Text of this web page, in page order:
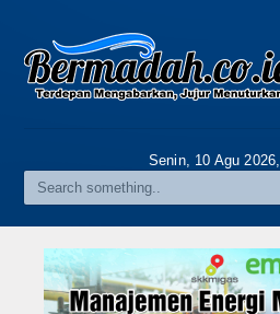
Home
Gallery
Riau
Daerah
Senin, 10 Agu 2026,